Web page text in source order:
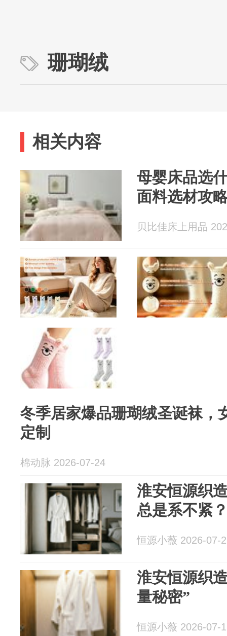
珊瑚绒
相关内容
母婴床品选
面料选材攻
贝比佳床上用品
冬季居家爆品珊瑚绒圣诞袜，
定制
棉动脉 2026-07-24
淮安恒源织
总是系不紧
恒源小薇 2026-07-
淮安恒源织
量秘密”
恒源小薇 2026-07-